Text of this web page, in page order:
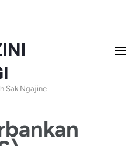
Sak Ngajine